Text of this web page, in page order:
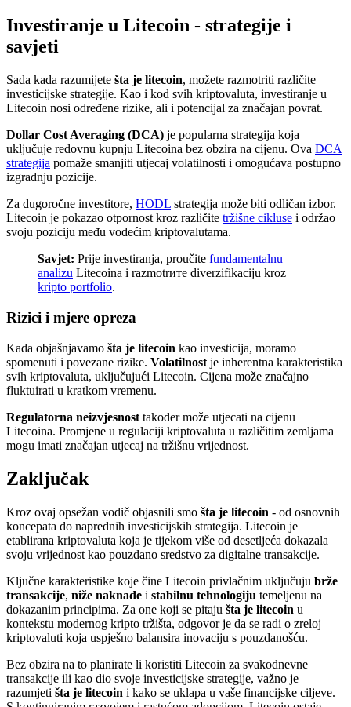
Investiranje u Litecoin - strategije i
savjeti
Sada kada razumijete šta je litecoin, možete razmotriti različite
investicijske strategije. Kao i kod svih kriptovaluta, investiranje u
Litecoin nosi određene rizike, ali i potencijal za značajan povrat.
Dollar Cost Averaging (DCA) je popularna strategija koja
uključuje redovnu kupnju Litecoina bez obzira na cijenu. Ova DCA
strategija pomaže smanjiti utjecaj volatilnosti i omogućava postupno
izgradnju pozicije.
Za dugoročne investitore, HODL strategija može biti odličan izbor.
Litecoin je pokazao otpornost kroz različite tržišne cikluse i održao
svoju poziciju među vodećim kriptovalutama.
Savjet: Prije investiranja, proučite fundamentalnu
analizu Litecoina i razmotrите diverzifikaciju kroz
kripto portfolio.
Rizici i mjere opreza
Kada objašnjavamo šta je litecoin kao investicija, moramo
spomenuti i povezane rizike. Volatilnost je inherentna karakteristika
svih kriptovaluta, uključujući Litecoin. Cijena može značajno
fluktuirati u kratkom vremenu.
Regulatorna neizvjesnost također može utjecati na cijenu
Litecoina. Promjene u regulaciji kriptovaluta u različitim zemljama
mogu imati značajan utjecaj na tržišnu vrijednost.
Zaključak
Kroz ovaj opsežan vodič objasnili smo šta je litecoin - od osnovnih
koncepata do naprednih investicijskih strategija. Litecoin je
etablirana kriptovaluta koja je tijekom više od desetljeća dokazala
svoju vrijednost kao pouzdano sredstvo za digitalne transakcije.
Ključne karakteristike koje čine Litecoin privlačnim uključuju brže
transakcije, niže naknade i stabilnu tehnologiju temeljenu na
dokazanim principima. Za one koji se pitaju šta je litecoin u
kontekstu modernog kripto tržišta, odgovor je da se radi o zreloj
kriptovaluti koja uspješno balansira inovaciju s pouzdanošću.
Bez obzira na to planirate li koristiti Litecoin za svakodnevne
transakcije ili kao dio svoje investicijske strategije, važno je
razumjeti šta je litecoin i kako se uklapa u vaše financijske ciljeve.